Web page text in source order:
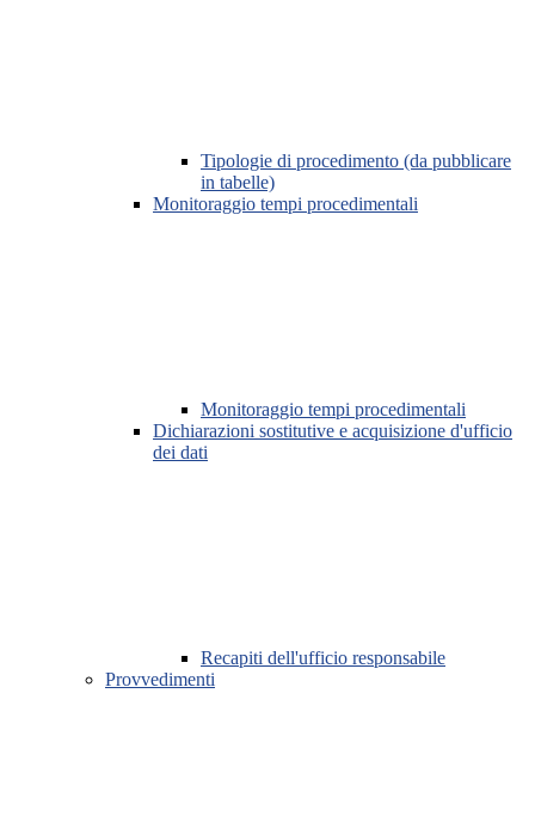
Tipologie di procedimento (da pubblicare
in tabelle)
Monitoraggio tempi procedimentali
Monitoraggio tempi procedimentali
Dichiarazioni sostitutive e acquisizione d'ufficio
dei dati
Recapiti dell'ufficio responsabile
Provvedimenti